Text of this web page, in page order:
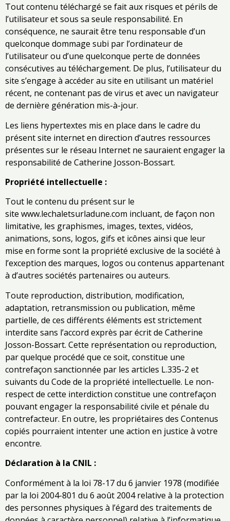
Tout contenu téléchargé se fait aux risques et périls de
l’utilisateur et sous sa seule responsabilité. En
conséquence, ne saurait être tenu responsable d’un
quelconque dommage subi par l’ordinateur de
l’utilisateur ou d’une quelconque perte de données
consécutives au téléchargement. De plus, l’utilisateur du
site s’engage à accéder au site en utilisant un matériel
récent, ne contenant pas de virus et avec un navigateur
de dernière génération mis-à-jour.
Les liens hypertextes mis en place dans le cadre du
présent site internet en direction d’autres ressources
présentes sur le réseau Internet ne sauraient engager la
responsabilité de Catherine Josson-Bossart.
Propriété intellectuelle :
Tout le contenu du présent sur le
site www.lechaletsurladune.com incluant, de façon non
limitative, les graphismes, images, textes, vidéos,
animations, sons, logos, gifs et icônes ainsi que leur
mise en forme sont la propriété exclusive de la société à
l’exception des marques, logos ou contenus appartenant
à d’autres sociétés partenaires ou auteurs.
Toute reproduction, distribution, modification,
adaptation, retransmission ou publication, même
partielle, de ces différents éléments est strictement
interdite sans l’accord exprès par écrit de Catherine
Josson-Bossart. Cette représentation ou reproduction,
par quelque procédé que ce soit, constitue une
contrefaçon sanctionnée par les articles L.335-2 et
suivants du Code de la propriété intellectuelle. Le non-
respect de cette interdiction constitue une contrefaçon
pouvant engager la responsabilité civile et pénale du
contrefacteur. En outre, les propriétaires des Contenus
copiés pourraient intenter une action en justice à votre
encontre.
Déclaration à la CNIL :
Conformément à la loi 78-17 du 6 janvier 1978 (modifiée
par la loi 2004-801 du 6 août 2004 relative à la protection
des personnes physiques à l’égard des traitements de